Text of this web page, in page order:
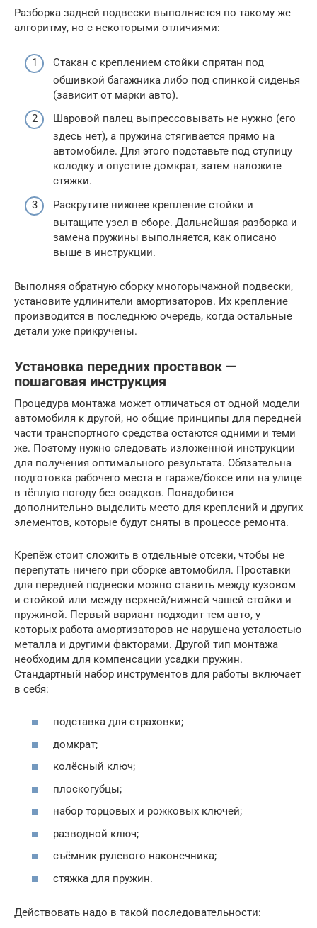
Разборка задней подвески выполняется по такому же
алгоритму, но с некоторыми отличиями:
Стакан с креплением стойки спрятан под
обшивкой багажника либо под спинкой сиденья
(зависит от марки авто).
Шаровой палец выпрессовывать не нужно (его
здесь нет), а пружина стягивается прямо на
автомобиле. Для этого подставьте под ступицу
колодку и опустите домкрат, затем наложите
стяжки.
Раскрутите нижнее крепление стойки и
вытащите узел в сборе. Дальнейшая разборка и
замена пружины выполняется, как описано
выше в инструкции.
Выполняя обратную сборку многорычажной подвески,
установите удлинители амортизаторов. Их крепление
производится в последнюю очередь, когда остальные
детали уже прикручены.
Установка передних проставок —
пошаговая инструкция
Процедура монтажа может отличаться от одной модели
автомобиля к другой, но общие принципы для передней
части транспортного средства остаются одними и теми
же. Поэтому нужно следовать изложенной инструкции
для получения оптимального результата. Обязательна
подготовка рабочего места в гараже/боксе или на улице
в тёплую погоду без осадков. Понадобится
дополнительно выделить место для креплений и других
элементов, которые будут сняты в процессе ремонта.
Крепёж стоит сложить в отдельные отсеки, чтобы не
перепутать ничего при сборке автомобиля. Проставки
для передней подвески можно ставить между кузовом
и стойкой или между верхней/нижней чашей стойки и
пружиной. Первый вариант подходит тем авто, у
которых работа амортизаторов не нарушена усталостью
металла и другими факторами. Другой тип монтажа
необходим для компенсации усадки пружин.
Стандартный набор инструментов для работы включает
в себя:
подставка для страховки;
домкрат;
колёсный ключ;
плоскогубцы;
набор торцовых и рожковых ключей;
разводной ключ;
съёмник рулевого наконечника;
стяжка для пружин.
Действовать надо в такой последовательности: